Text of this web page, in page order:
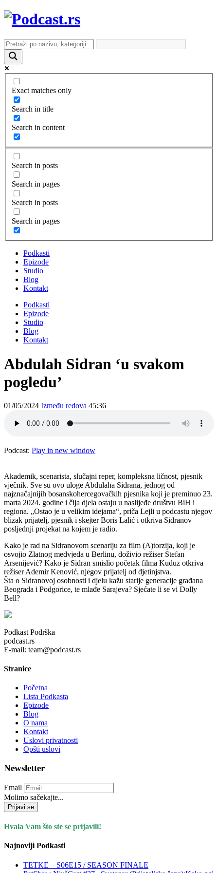
Exact matches only
Search in title
Search in content
Search in posts
Search in pages
Search in posts
Search in pages
Podkasti
Epizode
Studio
Blog
Kontakt
Podkasti
Epizode
Studio
Blog
Kontakt
Abdulah Sidran ‘u svakom
pogledu’
01/05/2024 Između redova 45:36
Podcast: Play in new window
Akademik, scenarista, slučajni reper, kompleksna ličnost, pjesnik
vječnik. Sve su ovo uloge Abdulaha Sidrana, jednog od
najznačajnijih bosanskohercegovačkih pjesnika koji je preminuo 23.
marta 2024. godine i čija djela ostaju u naslijeđe društvu BiH i
regiona. „Ostao je u velikim idejama“, priča Lejli u podcastu njegov
blizak prijatelj, pjesnik i skejter Boris Lalić i otkriva Sidranov
posljednji projekat na kojem je radio.
Kako je rad na Sidranovom scenariju za film (A)torzija, koji je
osvojio Zlatnog medvjeda u Berlinu, doživio režiser Stefan
Arsenijević? Kako je Sidran smislio početak filma Kuduz otkriva
režiser Ademir Kenović, njegov prijatelj od djetinjstva.
Šta o Sidranovoj osobnosti i djelu kažu starije generacije građana
Beograda i Podgorice, te mlađe Sarajeva? Sjećate li se vi Dolly
Bell?
Podkast Podrška
podcast.rs
E-mail: team@podcast.rs
Stranice
Početna
Lista Podkasta
Epizode
Blog
O nama
Kontakt
Uslovi privatnosti
Opšti uslovi
Newsletter
Email
Molimo sačekajte...
Prijavi se
Hvala Vam što ste se prijavili!
Najnoviji Podkasti
TETKE – S06E15 / SEASON FINALE